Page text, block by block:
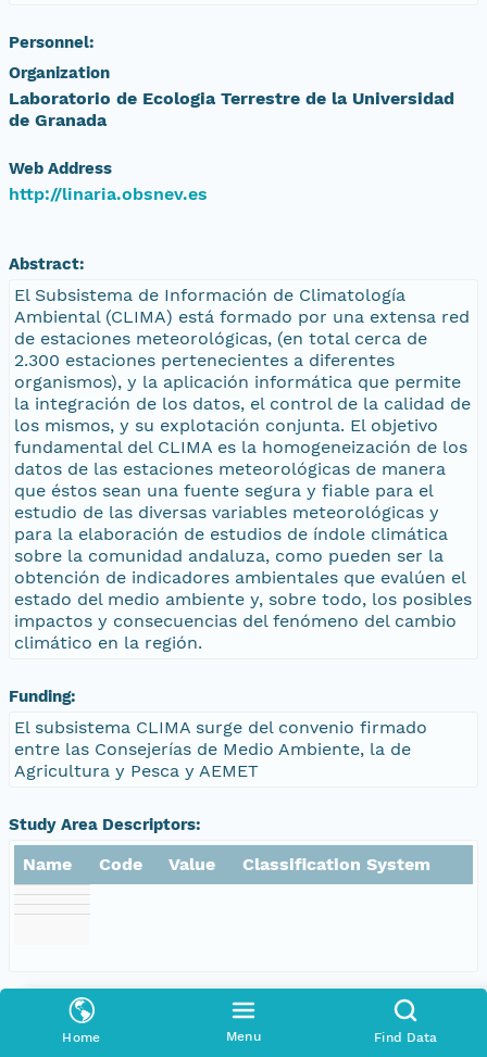
Home Menu Find Data
Personnel:
Organization
Laboratorio de Ecologia Terrestre de la Universidad
de Granada
Web Address
http://linaria.obsnev.es
Abstract:
El Subsistema de Información de Climatología
Ambiental (CLIMA) está formado por una extensa red
de estaciones meteorológicas, (en total cerca de
2.300 estaciones pertenecientes a diferentes
organismos), y la aplicación informática que permite
la integración de los datos, el control de la calidad de
los mismos, y su explotación conjunta. El objetivo
fundamental del CLIMA es la homogeneización de los
datos de las estaciones meteorológicas de manera
que éstos sean una fuente segura y fiable para el
estudio de las diversas variables meteorológicas y
para la elaboración de estudios de índole climática
sobre la comunidad andaluza, como pueden ser la
obtención de indicadores ambientales que evalúen el
estado del medio ambiente y, sobre todo, los posibles
impactos y consecuencias del fenómeno del cambio
climático en la región.
Funding:
El subsistema CLIMA surge del convenio firmado
entre las Consejerías de Medio Ambiente, la de
Agricultura y Pesca y AEMET
Study Area Descriptors:
Name Code Value Classification System
Related Project: